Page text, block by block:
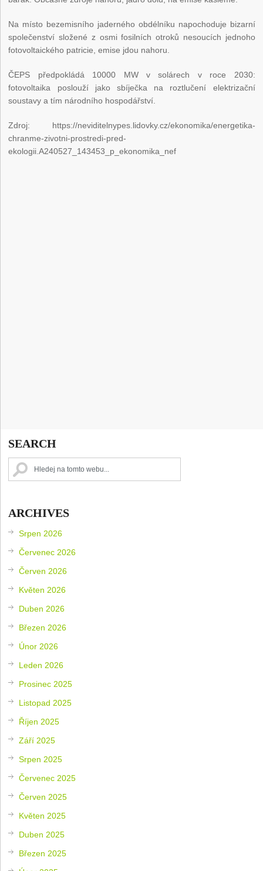
Na místo bezemisního jaderného obdélníku napochoduje bizarní
společenství složené z osmi fosilních otroků nesoucích jednoho
fotovoltaického patricie, emise jdou nahoru.
ČEPS předpokládá 10000 MW v solárech v roce 2030:
fotovoltaika poslouží jako sbíječka na roztlučení elektrizační
soustavy a tím národního hospodářství.
Zdroj: https://neviditelnypes.lidovky.cz/ekonomika/energetika-
chranme-zivotni-prostredi-pred-
ekologii.A240527_143453_p_ekonomika_nef
SEARCH
ARCHIVES
Srpen 2026
Červenec 2026
Červen 2026
Květen 2026
Duben 2026
Březen 2026
Únor 2026
Leden 2026
Prosinec 2025
Listopad 2025
Říjen 2025
Září 2025
Srpen 2025
Červenec 2025
Červen 2025
Květen 2025
Duben 2025
Březen 2025